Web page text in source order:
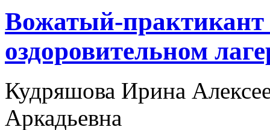
Вожатый-практикант
оздоровительном
Кудряшова Ирина
Аркадьевна